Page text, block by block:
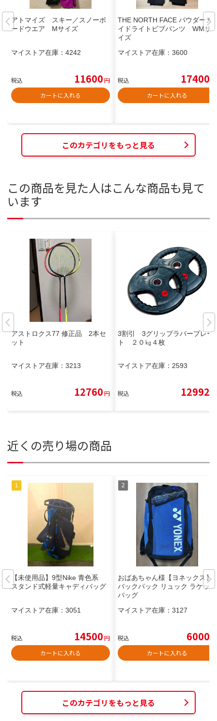
アトマイズ スキー／スノーボ
ードウエア Mサイズ
マイストア在庫： 4242
税込 11600円
カートに入れる
THE NORTH FACE パウダーガ
イドライトビブパンツ WMサ
イズ
マイストア在庫： 3600
税込 17400
カートに入れる
このカテゴリをもっと見る
この商品を見た人はこんな商品も見て
います
アストロクス77 修正品 2本セ
ット
マイストア在庫： 3213
税込 12760円
3割引 3グリップラバープレー
ト ２０㎏４枚
マイストア在庫： 2593
税込 12992
近くの売り場の商品
【未使用品】9型Nike 青色系
スタンド式軽量キャディバッグ
マイストア在庫： 3051
税込 14500円
カートに入れる
おばあちゃん様【ヨネックス】
バックパック リュック ラケット
バッグ
マイストア在庫： 3127
税込 6000
カートに入れる
このカテゴリをもっと見る